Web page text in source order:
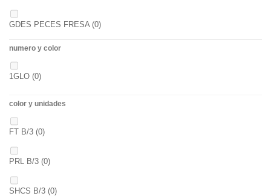
GDES PECES FRESA (0)
GDES. PECES MAIZ
GDES. PECES SCOPEX
numero y color
1GLO (0)
color y unidades
FT B/3 (0)
PRL B/3 (0)
SHCS B/3 (0)